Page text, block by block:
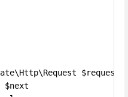
$request
$next